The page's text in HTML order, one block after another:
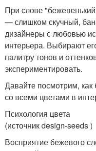
При слове
— слишком скучный,
дизайнеры с любовью
интерьера. Выбирают
палитру тонов и
экспериментировать.
Давайте посмотрим,
со всеми цветами в
Психология цвета
(источник design-seeds )
Восприятие бежевого